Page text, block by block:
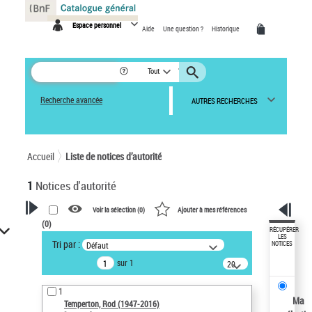
Espace personnel Aide Une question ? Historique
Tout
Recherche avancée AUTRES RECHERCHES
Accueil Liste de notices d’autorité
1 Notices d'autorité
VOTRE RECHERCHE
Recherche avancée dans les
notices d’autorité
Œuvres liées à l'auteur :
Temperton, Rod (1947-2016)
Voir la sélection (0) Ajouter à mes références
(0)
Tri par : Défaut
sur 1
20
résultats/page
1
Temperton, Rod (1947-2016)
RÉCUPÉRER
LES
NOTICES
Ma
Panneau de gestion des cookies